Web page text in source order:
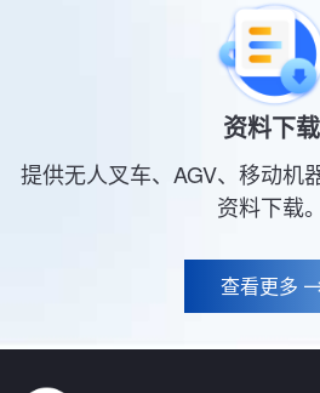
资料下载
提供无人叉车、AGV、移动机
资料下载。
查看更多